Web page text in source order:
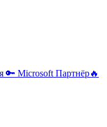
Microsoft Партнёр🔥